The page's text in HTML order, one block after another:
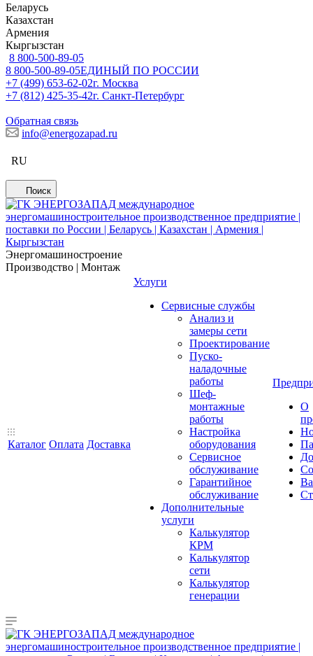
Беларусь
Казахстан
Армения
Кыргызстан
8 800-500-89-05
8 800-500-89-05ЕДИНЫЙ ПО РОССИИ
+7 (499) 653-62-02г. Москва
+7 (812) 425-35-42г. Санкт-Петербург
Обратная связь
info@energozapad.ru
RU
Поиск
Энергомашиностроение
Производство | Монтаж
Каталог Оплата Доставка
Услуги
Сервисные службы
Анализ и
замеры сети
Проектирование
Пуско-
наладочные
работы
Шеф-
монтажные
работы
Настройка
оборудования
Сервисное
обслуживание
Гарантийное
обслуживание
Дополнительные
услуги
Калькулятор
КРМ
Калькулятор
сети
Калькулятор
генерации
О